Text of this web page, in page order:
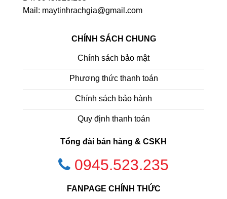
Mail: maytinhrachgia@gmail.com
CHÍNH SÁCH CHUNG
Chính sách bảo mật
Phương thức thanh toán
Chính sách bảo hành
Quy định thanh toán
Tổng đài bán hàng & CSKH
0945.523.235
FANPAGE CHÍNH THỨC